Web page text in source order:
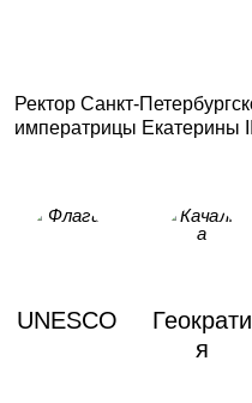
Ректор Санкт-
императрицы Екатерины
UNESCO
Геократи
я